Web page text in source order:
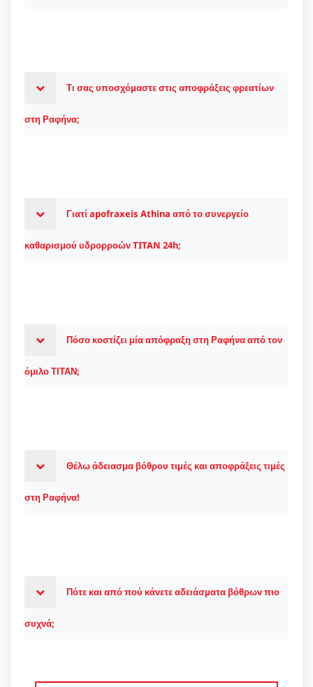
Τι σας υποσχόμαστε στις αποφράξεις φρεατίων
στη Ραφήνα;
Γιατί apofraxeis Athina από το συνεργείο
καθαρισμού υδρορροών TITAN 24h;
Πόσο κοστίζει μία απόφραξη στη Ραφήνα από τον
όμιλο ΤΙΤΑΝ;
Θέλω άδειασμα βόθρου τιμές και αποφράξεις τιμές
στη Ραφήνα!
Πότε και από πού κάνετε αδειάσματα βόθρων πιο
συχνά;